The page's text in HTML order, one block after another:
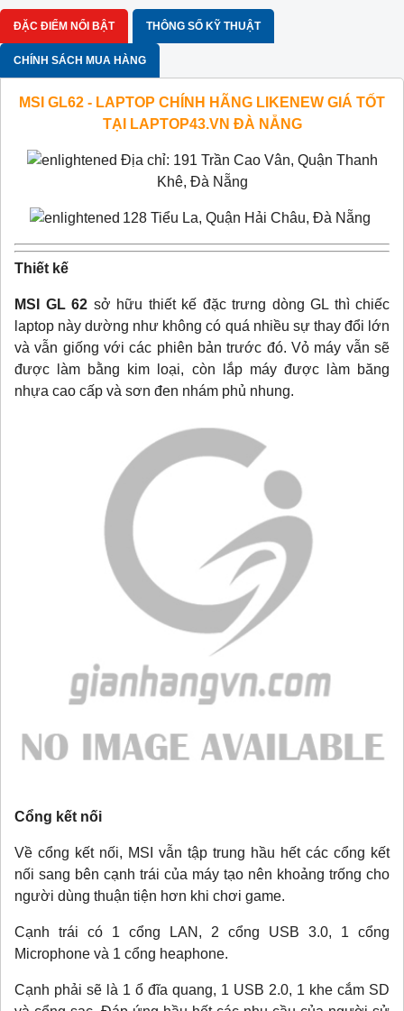
ĐẶC ĐIỂM NỔI BẬT THÔNG SỐ KỸ THUẬT
CHÍNH SÁCH MUA HÀNG
MSI GL62 - LAPTOP CHÍNH HÃNG LIKENEW GIÁ TỐT
TẠI LAPTOP43.VN ĐÀ NẴNG
Địa chỉ: 191 Trần Cao Vân, Quận Thanh
Khê, Đà Nẵng
128 Tiểu La, Quận Hải Châu, Đà Nẵng
Thiết kế
MSI GL 62 sở hữu thiết kế đặc trưng dòng GL thì chiếc
laptop này dường như không có quá nhiều sự thay đổi lớn
và vẫn giống với các phiên bản trước đó. Vỏ máy vẫn sẽ
được làm bằng kim loại, còn lắp máy được làm băng
nhựa cao cấp và sơn đen nhám phủ nhung.
Cổng kết nối
Về cổng kết nối, MSI vẫn tập trung hầu hết các cổng kết
nối sang bên cạnh trái của máy tạo nên khoảng trống cho
người dùng thuận tiện hơn khi chơi game.
Cạnh trái có 1 cổng LAN, 2 cổng USB 3.0, 1 cổng
Microphone và 1 cổng heaphone.
Cạnh phải sẽ là 1 ổ đĩa quang, 1 USB 2.0, 1 khe cắm SD